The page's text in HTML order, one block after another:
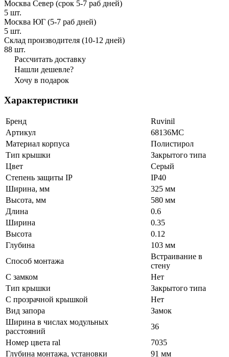
Москва Север (срок 5-7 раб дней)
5 шт.
Москва ЮГ (5-7 раб дней)
5 шт.
Склад производителя (10-12 дней)
88 шт.
Рассчитать доставку
Нашли дешевле?
Хочу в подарок
Характеристики
Бренд
Ruvinil
Артикул
68136МС
Материал корпуса
Полистирол
Тип крышки
Закрытого типа
Цвет
Серый
Степень защиты IP
IP40
Ширина, мм
325 мм
Высота, мм
580 мм
Длина
0.6
Ширина
0.35
Высота
0.12
Глубина
103 мм
Способ монтажа
Встраивание в
стену
С замком
Нет
Тип крышки
Закрытого типа
С прозрачной крышкой
Нет
Вид запора
Замок
Ширина в числах модульных
расстояний
36
Номер цвета ral
7035
Глубина монтажа, установки
91 мм